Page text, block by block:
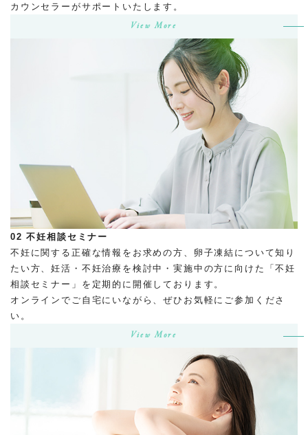
カウンセラーがサポートいたします。
View More
02 不妊相談セミナー
不妊に関する正確な情報をお求めの方、卵子凍結について知り
たい方、妊活・不妊治療を検討中・実施中の方に向けた「不妊
相談セミナー」を定期的に開催しております。
オンラインでご自宅にいながら、ぜひお気軽にご参加くださ
い。
View More